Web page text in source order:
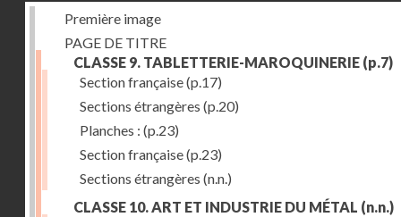
Première image
PAGE DE TITRE
CLASSE 9. TABLETTERIE-MAROQUINERIE (p.7)
Section française(p.17)
Sections étrangères (p.20)
Planches : (p.23)
Section française(p.23)
Sections étrangères (n.n.)
CLASSE 10. ART ET INDUSTRIE DU MÉTAL (n.n.)